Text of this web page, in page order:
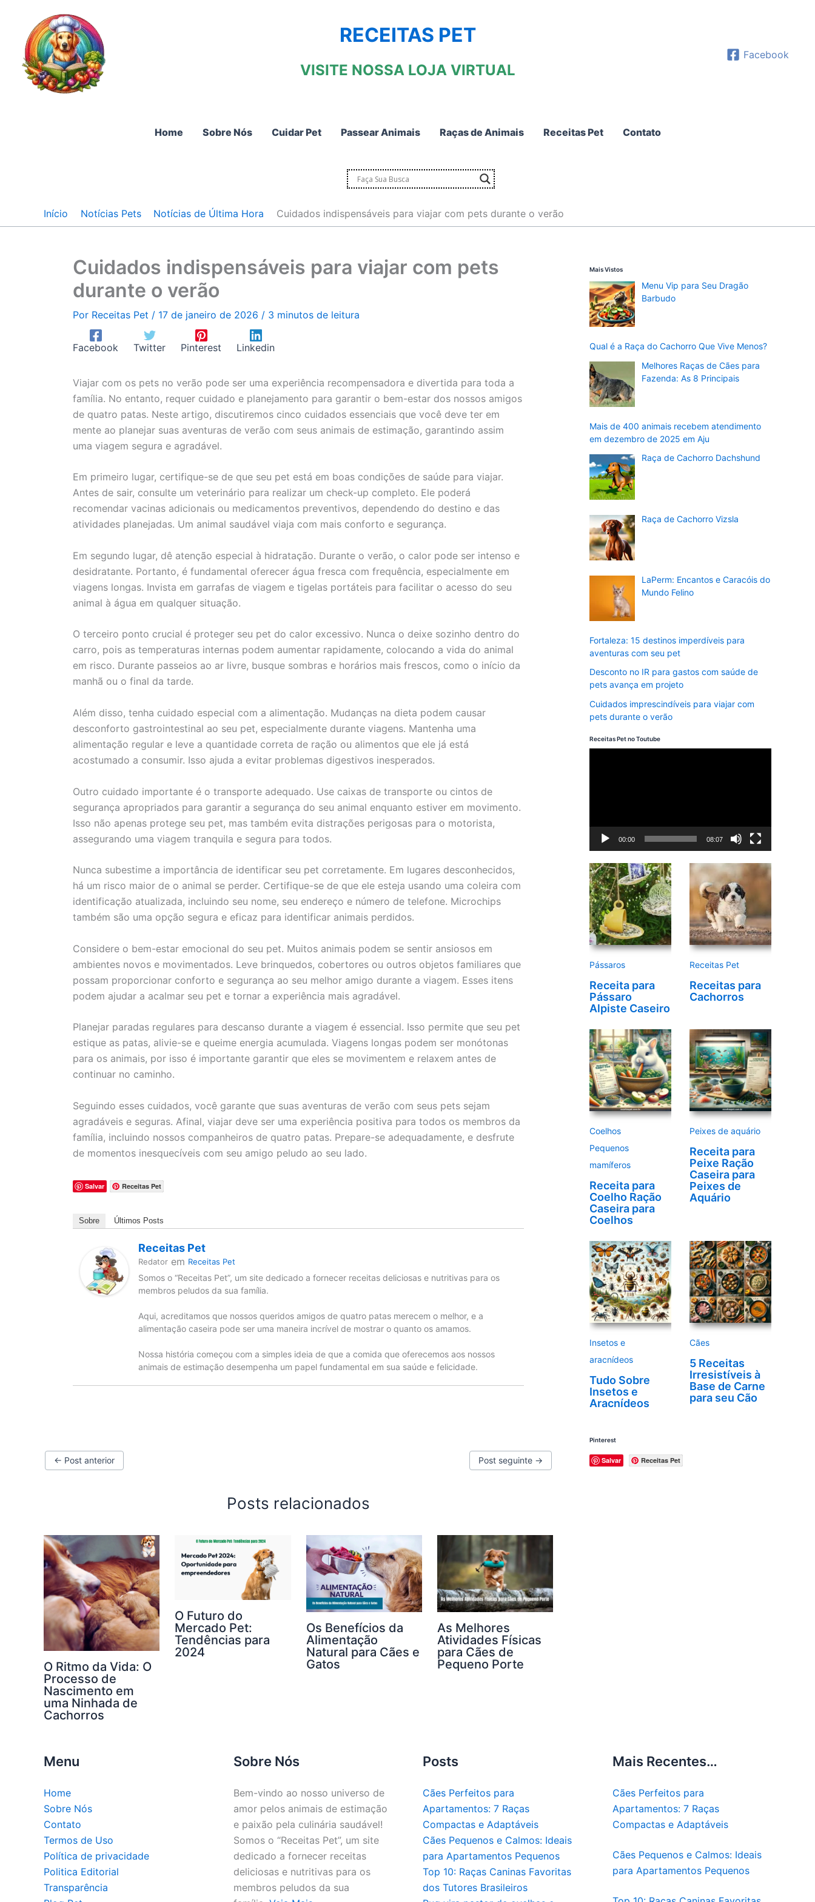
conteúdo
RECEITAS PET
VISITE NOSSA LOJA VIRTUAL
Facebook
Home Sobre Nós Cuidar Pet Passear Animais Raças de Animais Receitas Pet Contato
Início Notícias Pets Notícias de Última Hora Cuidados indispensáveis para viajar com pets durante o verão
Cuidados indispensáveis para viajar com pets
durante o verão
Por Receitas Pet / 17 de janeiro de 2026 / 3 minutos de leitura
Facebook Twitter Pinterest Linkedin
Viajar com os pets no verão pode ser uma experiência recompensadora e divertida para toda a
família. No entanto, requer cuidado e planejamento para garantir o bem-estar dos nossos amigos
de quatro patas. Neste artigo, discutiremos cinco cuidados essenciais que você deve ter em
mente ao planejar suas aventuras de verão com seus animais de estimação, garantindo assim
uma viagem segura e agradável.
Em primeiro lugar, certifique-se de que seu pet está em boas condições de saúde para viajar.
Antes de sair, consulte um veterinário para realizar um check-up completo. Ele poderá
recomendar vacinas adicionais ou medicamentos preventivos, dependendo do destino e das
atividades planejadas. Um animal saudável viaja com mais conforto e segurança.
Em segundo lugar, dê atenção especial à hidratação. Durante o verão, o calor pode ser intenso e
desidratante. Portanto, é fundamental oferecer água fresca com frequência, especialmente em
viagens longas. Invista em garrafas de viagem e tigelas portáteis para facilitar o acesso do seu
animal à água em qualquer situação.
O terceiro ponto crucial é proteger seu pet do calor excessivo. Nunca o deixe sozinho dentro do
carro, pois as temperaturas internas podem aumentar rapidamente, colocando a vida do animal
em risco. Durante passeios ao ar livre, busque sombras e horários mais frescos, como o início da
manhã ou o final da tarde.
Além disso, tenha cuidado especial com a alimentação. Mudanças na dieta podem causar
desconforto gastrointestinal ao seu pet, especialmente durante viagens. Mantenha uma
alimentação regular e leve a quantidade correta de ração ou alimentos que ele já está
acostumado a consumir. Isso ajuda a evitar problemas digestivos inesperados.
Outro cuidado importante é o transporte adequado. Use caixas de transporte ou cintos de
segurança apropriados para garantir a segurança do seu animal enquanto estiver em movimento.
Isso não apenas protege seu pet, mas também evita distrações perigosas para o motorista,
assegurando uma viagem tranquila e segura para todos.
Nunca subestime a importância de identificar seu pet corretamente. Em lugares desconhecidos,
há um risco maior de o animal se perder. Certifique-se de que ele esteja usando uma coleira com
identificação atualizada, incluindo seu nome, seu endereço e número de telefone. Microchips
também são uma opção segura e eficaz para identificar animais perdidos.
Considere o bem-estar emocional do seu pet. Muitos animais podem se sentir ansiosos em
ambientes novos e movimentados. Leve brinquedos, cobertores ou outros objetos familiares que
possam proporcionar conforto e segurança ao seu melhor amigo durante a viagem. Esses itens
podem ajudar a acalmar seu pet e tornar a experiência mais agradável.
Planejar paradas regulares para descanso durante a viagem é essencial. Isso permite que seu pet
estique as patas, alivie-se e queime energia acumulada. Viagens longas podem ser monótonas
para os animais, por isso é importante garantir que eles se movimentem e relaxem antes de
continuar no caminho.
Seguindo esses cuidados, você garante que suas aventuras de verão com seus pets sejam
agradáveis e seguras. Afinal, viajar deve ser uma experiência positiva para todos os membros da
família, incluindo nossos companheiros de quatro patas. Prepare-se adequadamente, e desfrute
de momentos inesquecíveis com seu amigo peludo ao seu lado.
Salvar Receitas Pet
Sobre Últimos Posts
Receitas Pet
Redator em Receitas Pet
Somos o “Receitas Pet”, um site dedicado a fornecer receitas deliciosas e nutritivas para os
membros peludos da sua família.
Aqui, acreditamos que nossos queridos amigos de quatro patas merecem o melhor, e a
alimentação caseira pode ser uma maneira incrível de mostrar o quanto os amamos.
Nossa história começou com a simples ideia de que a comida que oferecemos aos nossos
animais de estimação desempenha um papel fundamental em sua saúde e felicidade.
← Post anterior Post seguinte →
Posts relacionados
O Ritmo da Vida: O
Processo de
Nascimento em
uma Ninhada de
Cachorros
O Futuro do
Mercado Pet:
Tendências para
2024
Os Benefícios da
Alimentação
Natural para Cães e
Gatos
As Melhores
Atividades Físicas
para Cães de
Pequeno Porte
Mais Vistos
Menu Vip para Seu Dragão
Barbudo
Qual é a Raça do Cachorro Que Vive Menos?
Melhores Raças de Cães para
Fazenda: As 8 Principais
Mais de 400 animais recebem atendimento
em dezembro de 2025 em Aju
Raça de Cachorro Dachshund
Raça de Cachorro Vizsla
LaPerm: Encantos e Caracóis do
Mundo Felino
Fortaleza: 15 destinos imperdíveis para
aventuras com seu pet
Desconto no IR para gastos com saúde de
pets avança em projeto
Cuidados imprescindíveis para viajar com
pets durante o verão
Receitas Pet no Toutube
d
e
v
í
d
e
00:00 08:07
Pássaros
Receita para
Pássaro
Alpiste Caseiro
Receitas Pet
Receitas para
Cachorros
Coelhos
Pequenos
mamíferos
Receita para
Coelho Ração
Caseira para
Coelhos
Peixes de aquário
Receita para
Peixe Ração
Caseira para
Peixes de
Aquário
Insetos e
aracnídeos
Tudo Sobre
Insetos e
Aracnídeos
Cães
5 Receitas
Irresistíveis à
Base de Carne
para seu Cão
Pinterest
Salvar Receitas Pet
Menu
Home
Sobre Nós
Contato
Termos de Uso
Política de privacidade
Politica Editorial
Transparência
Sobre Nós
Bem-vindo ao nosso universo de
amor pelos animais de estimação
e paixão pela culinária saudável!
Somos o “Receitas Pet”, um site
dedicado a fornecer receitas
deliciosas e nutritivas para os
membros peludos da sua
Posts
Cães Perfeitos para
Apartamentos: 7 Raças
Compactas e Adaptáveis
Cães Pequenos e Calmos: Ideais
para Apartamentos Pequenos
Top 10: Raças Caninas Favoritas
dos Tutores Brasileiros
Mais Recentes…
Cães Perfeitos para
Apartamentos: 7 Raças
Compactas e Adaptáveis
Cães Pequenos e Calmos: Ideais
para Apartamentos Pequenos